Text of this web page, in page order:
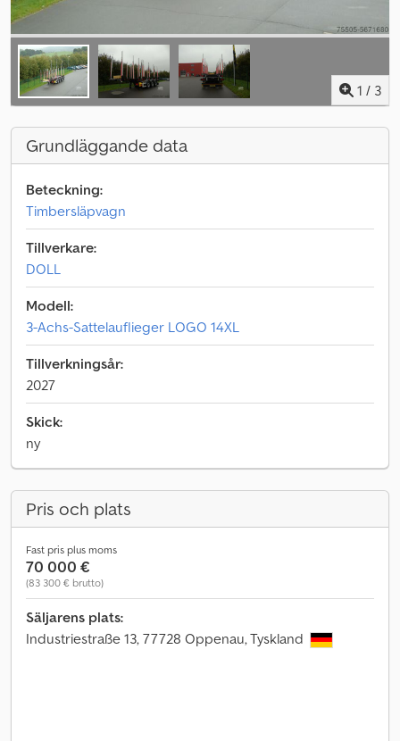
1 / 3
Grundläggande data
Beteckning:
Timbersläpvagn
Tillverkare:
DOLL
Modell:
3-Achs-Sattelauflieger LOGO 14XL
Tillverkningsår:
2027
Skick:
ny
Pris och plats
Fast pris plus moms
70 000 €
(83 300 € brutto)
Säljarens plats:
Industriestraße 13, 77728 Oppenau, Tyskland